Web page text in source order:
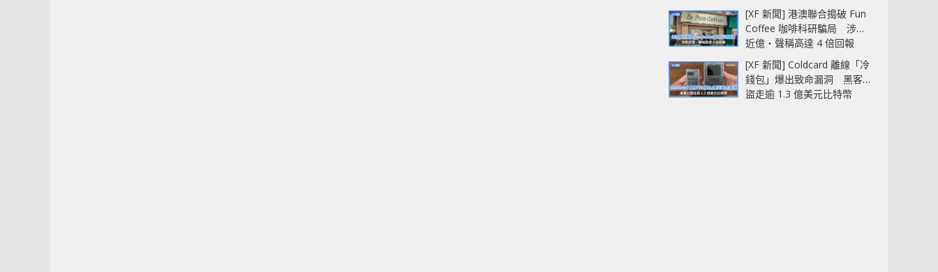
[XF 新聞] 港澳聯合搗破 Fun
Coffee 咖啡科研騙局 涉款
近億‧聲稱高達 4 倍回報
[XF 新聞] Coldcard 離線「冷
錢包」爆出致命漏洞 黑客已
盜走逾 1.3 億美元比特幣